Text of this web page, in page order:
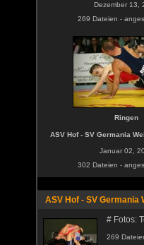
Dezember 13,
269 Dateien -
Ringen
ASV Hof - SV Germania
Januar 02,
302 Dateien -
ASV Hof - SV Germania
# Fotos:
269